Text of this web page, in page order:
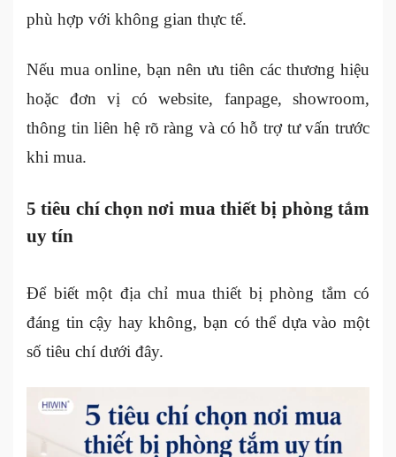
phù hợp với không gian thực tế.
Nếu mua online, bạn nên ưu tiên các thương hiệu
hoặc đơn vị có website, fanpage, showroom,
thông tin liên hệ rõ ràng và có hỗ trợ tư vấn trước
khi mua.
5 tiêu chí chọn nơi mua thiết bị phòng tắm
uy tín
Để biết một địa chỉ mua thiết bị phòng tắm có
đáng tin cậy hay không, bạn có thể dựa vào một
số tiêu chí dưới đây.